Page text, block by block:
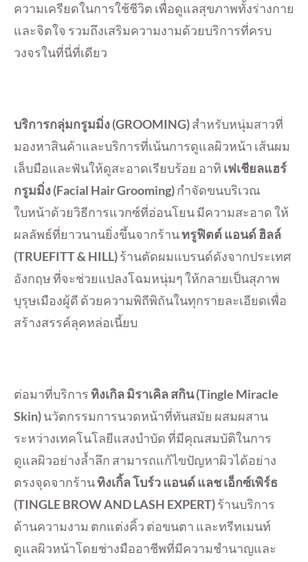
ความเครียดในการใช้ชีวิต เพื่อดูแลสุขภาพทั้งร่างกาย
และจิตใจ รวมถึงเสริมความงามด้วยบริการที่ครบ
วงจรในที่นี่ที่เดียว
บริการกลุ่มกรูมมิ่ง (GROOMING)สำหรับหนุ่มสาวที่
มองหาสินค้าและบริการที่เน้นการดูแลผิวหน้า เส้นผม
เล็บมือและฟันให้ดูสะอาดเรียบร้อย อาทิ เฟเชียลแฮร์
กรูมมิ่ง(Facial Hair Grooming)กำจัดขนบริเวณ
ใบหน้าด้วยวิธีการแวกซ์ที่อ่อนโยน มีความสะอาด ให้
ผลลัพธ์ที่ยาวนานยิ่งขึ้นจากร้านทรูฟิตต์ แอนด์ ฮิลล์
(TRUEFITT & HILL)ร้านตัดผมแบรนด์ดังจากประเทศ
อังกฤษ ที่จะช่วยแปลงโฉมหนุ่มๆ ให้กลายเป็นสุภาพ
บุรุษเมืองผู้ดี ด้วยความพิถีพิถันในทุกรายละเอียดเพื่อ
สร้างสรรค์ลุคหล่อเนี้ยบ
ต่อมาที่บริการทิงเกิล มิราเคิล สกิน (Tingle Miracle
Skin)นวัตกรรมการนวดหน้าที่ทันสมัย ผสมผสาน
ระหว่างเทคโนโลยีแสงบำบัด ที่มีคุณสมบัติในการ
ดูแลผิวอย่างล้ำลึก สามารถแก้ไขปัญหาผิวได้อย่าง
ตรงจุดจากร้านทิงเกิ้ล โบร์ว แอนด์ แลช เอ็กซ์เพิร์ธ
(TINGLE BROW AND LASH EXPERT)ร้านบริการ
ด้านความงาม ตกแต่งคิ้ว ต่อขนตา และทรีทเมนท์
ดูแลผิวหน้าโดยช่างมืออาชีพที่มีความชำนาญและ